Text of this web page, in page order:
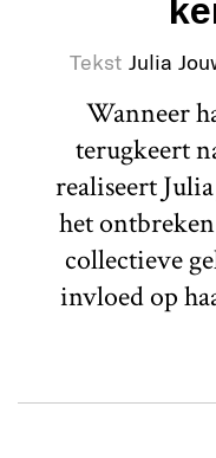
Tekst Julia
Wanneer
terugkeert
realiseert
het
collectieve
invloed op